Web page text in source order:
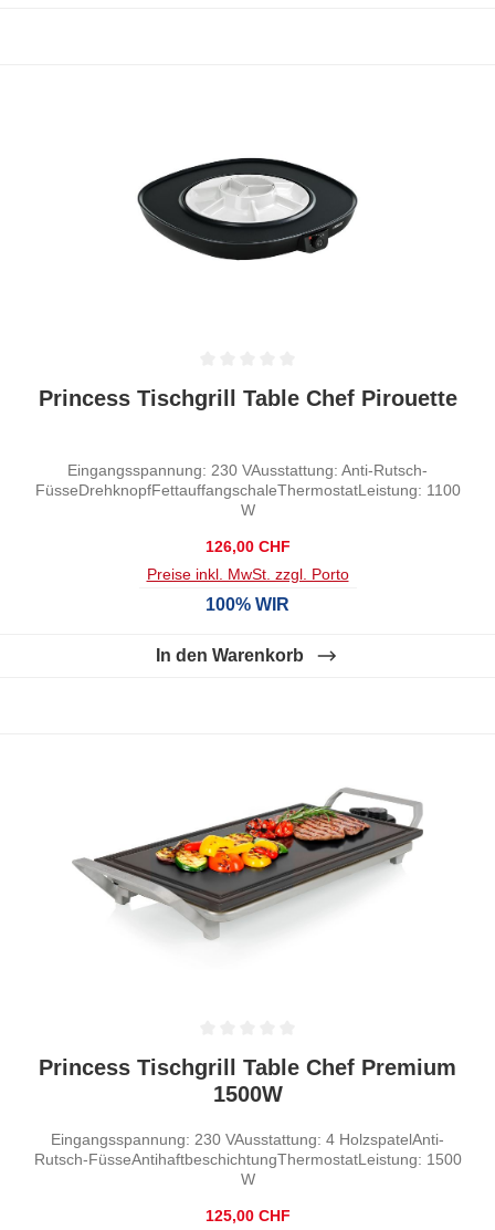
Durchschnittliche Bewertung von 0 von 5 Sternen
Princess Tischgrill Table Chef Pirouette
Eingangsspannung: 230 VAusstattung: Anti-Rutsch-
FüsseDrehknopfFettauffangschaleThermostatLeistung: 1100
W
Regulärer Preis:
126,00 CHF
Preise inkl. MwSt. zzgl. Porto
100% WIR
In den Warenkorb
Durchschnittliche Bewertung von 0 von 5 Sternen
Princess Tischgrill Table Chef Premium
1500W
Eingangsspannung: 230 VAusstattung: 4 HolzspatelAnti-
Rutsch-FüsseAntihaftbeschichtungThermostatLeistung: 1500
W
Regulärer Preis:
125,00 CHF